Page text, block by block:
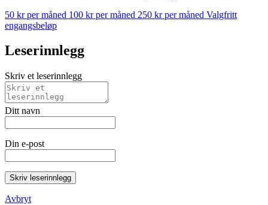
50 kr per måned 100 kr per måned 250 kr per måned Valgfritt
engangsbeløp
Leserinnlegg
Skriv et leserinnlegg
Ditt navn
Din e-post
Skriv leserinnlegg
Avbryt